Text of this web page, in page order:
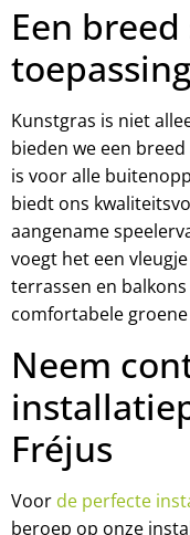
Een
Kunstgras is niet
bieden we een
is voor alle
biedt ons
aangename
voegt het een
terrassen en
comfortabele
Neem
Fréjus
Voor de perfecte
beroep op onze